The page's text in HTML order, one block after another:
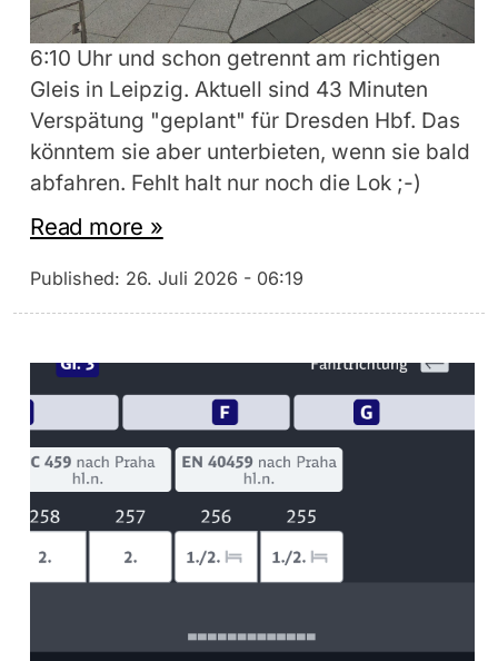
6:10 Uhr und schon getrennt am richtigen
Gleis in Leipzig. Aktuell sind 43 Minuten
Verspätung "geplant" für Dresden Hbf. Das
könntem sie aber unterbieten, wenn sie bald
abfahren. Fehlt halt nur noch die Lok ;-)
Read more »
Published: 26. Juli 2026 - 06:19